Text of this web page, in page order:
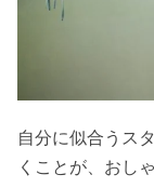
自分に似合うス
くことが、おし